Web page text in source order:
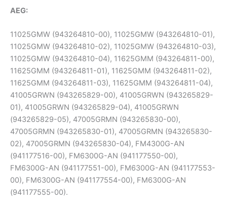
AEG:
11025GMW (943264810-00), 11025GMW (943264810-01),
11025GMW (943264810-02), 11025GMW (943264810-03),
11025GMW (943264810-04), 11625GMM (943264811-00),
11625GMM (943264811-01), 11625GMM (943264811-02),
11625GMM (943264811-03), 11625GMM (943264811-04),
41005GRWN (943265829-00), 41005GRWN (943265829-
01), 41005GRWN (943265829-04), 41005GRWN
(943265829-05), 47005GRMN (943265830-00),
47005GRMN (943265830-01), 47005GRMN (943265830-
02), 47005GRMN (943265830-04), FM4300G-AN
(941177516-00), FM6300G-AN (941177550-00),
FM6300G-AN (941177551-00), FM6300G-AN (941177553-
00), FM6300G-AN (941177554-00), FM6300G-AN
(941177555-00).